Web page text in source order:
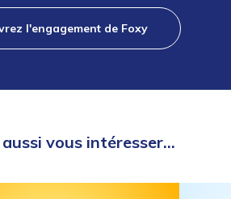
l'engagement de Foxy
vous intéresser...